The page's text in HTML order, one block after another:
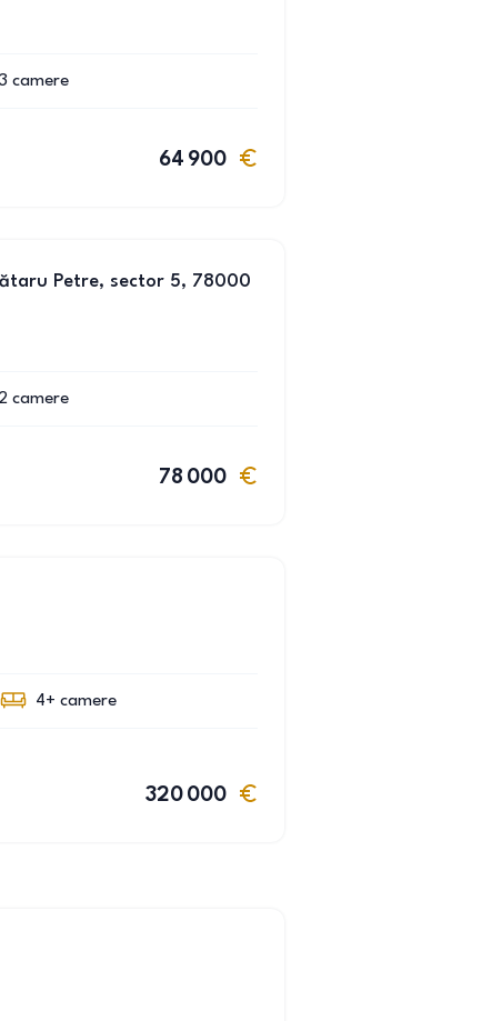
camere
64 900
Petre, sector 5, 78000
2 camere
78 000
4+ camere
320 000